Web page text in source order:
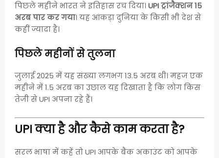
पिछले महीने भारत ने इतिहास रच दिया।UPI ट्रांजैक्शन 15
अरब पार कर गया। यह आंकड़ा दुनिया के किसी भी देश से
कहीं ज्यादा है।
पिछले महीनों से तुलना
जुलाई 2025 में यह संख्या लगभग 13.5 अरब थी। महज एक
महीने में 1.5 अरब का उछाल यह दिखाता है कि लोग किस
तेजी से UPI अपना रहे हैं।
UPI क्या है और कैसे काम करता है?
सरल भाषा में कहें तो UPI आपके बैंक अकाउंट को आपके